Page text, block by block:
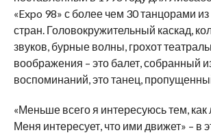
«Expo 98» с более чем 30 танцорами
стран. Головокружительный каскад,
звуков, бурные волны, грохот
воображения – это балет, собранный
воспоминаний, это танец,
«Меньше всего я интересуюсь тем,
Меня интересует, что ими движет» – в